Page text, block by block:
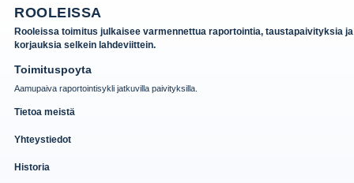
ROOLEISSA
Rooleissa toimitus julkaisee varmennettua raportointia, taustapaivityksia ja
korjauksia selkein lahdeviittein.
Toimituspoyta
Aamupaiva raportointisykli jatkuvilla paivityksilla.
Tietoa meistä
Yhteystiedot
Historia